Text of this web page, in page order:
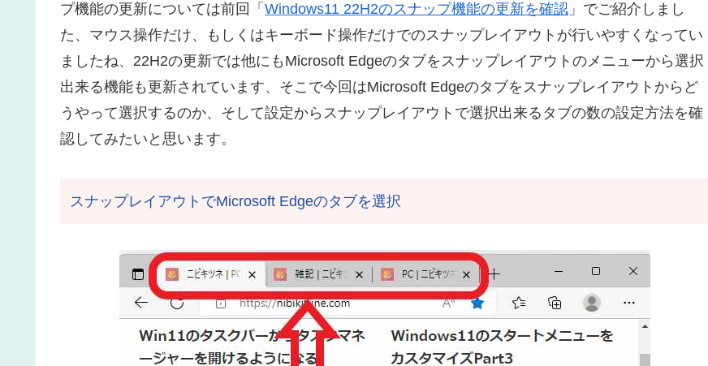
プ機能の更新については前回「 Windows11 22H2のスナップ機能の更新を確認 」でご紹介しまし
た、マウス操作だけ、もしくはキーボード操作だけでのスナップレイアウトが行いやすくなってい
ましたね、22H2の更新では他にもMicrosoft Edgeのタブをスナップレイアウトのメニューから選択
出来る機能も更新されています、そこで今回はMicrosoft Edgeのタブをスナップレイアウトからど
うやって選択するのか、そして設定からスナップレイアウトで選択出来るタブの数の設定方法を確
認してみたいと思います。
スナップレイアウトでMicrosoft Edgeのタブを選択